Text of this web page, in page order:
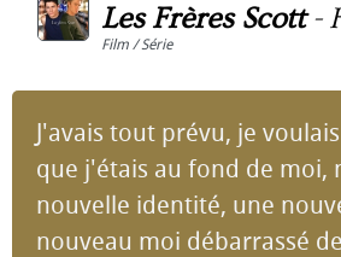
Les Frères Scott-
Film / Série
J'avais tout prévu, je
que j'étais au fond de moi,
nouvelle identité, une
nouveau moi débarrassé